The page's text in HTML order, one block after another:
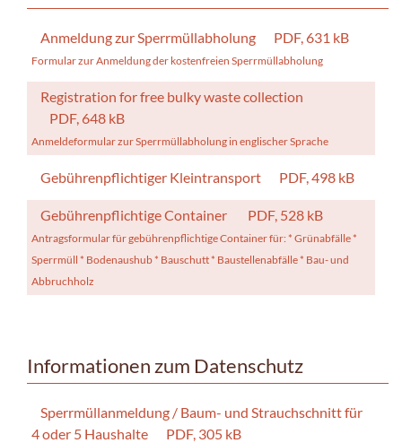
Anmeldung zur Sperrmüllabholung PDF, 631 kB
Formular zur Anmeldung der kostenfreien Sperrmüllabholung
Registration for free bulky waste collection
PDF, 648 kB
Anmeldeformular zur Sperrmüllabholung in englischer Sprache
Gebührenpflichtiger Kleintransport PDF, 498 kB
Gebührenpflichtige Container PDF, 528 kB
Antragsformular für gebührenpflichtige Container für: * Grünabfälle *
Sperrmüll * Bodenaushub * Bauschutt * Baustellenabfälle * Bau- und
Abbruchholz
Informationen zum Datenschutz
Sperrmüllanmeldung / Baum- und Strauchschnitt für
4 oder 5 Haushalte
PDF, 305 kB